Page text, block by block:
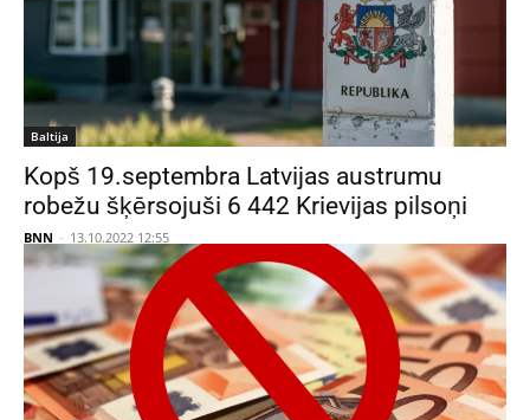
Baltija
Kopš 19.septembra Latvijas austrumu
robežu šķērsojuši 6 442 Krievijas pilsoņi
BNN - 13.10.2022 12:55